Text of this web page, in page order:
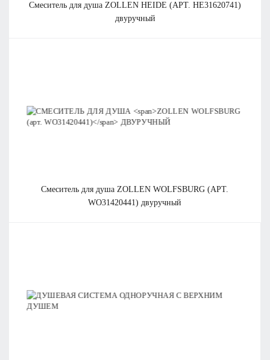
смеситель для душа ZOLLEN HEIDE (АРТ. HE31620741)
двуручный
смеситель для душа ZOLLEN WOLFSBURG (АРТ.
WO31420441) двуручный